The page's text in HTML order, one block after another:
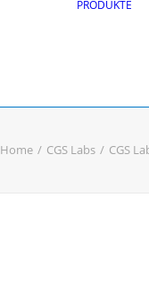
PRODUKTE
Home CGS Labs CGS